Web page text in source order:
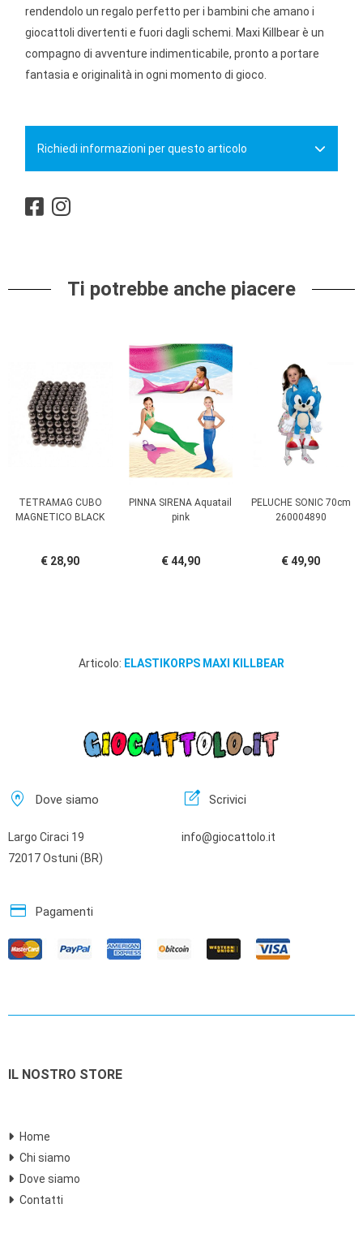
rendendolo un regalo perfetto per i bambini che amano i
giocattoli divertenti e fuori dagli schemi. Maxi Killbear è un
compagno di avventure indimenticabile, pronto a portare
fantasia e originalità in ogni momento di gioco.
Richiedi informazioni per questo articolo
Ti potrebbe anche piacere
TETRAMAG CUBO
MAGNETICO BLACK
€ 28,90
PINNA SIRENA Aquatail
pink
€ 44,90
PELUCHE SONIC 70cm
260004890
€ 49,90
Articolo: ELASTIKORPS MAXI KILLBEAR
home_pin Dove siamo
Largo Ciraci 19
72017 Ostuni (BR)
edit_square Scrivici
info@giocattolo.it
credit_card Pagamenti
IL NOSTRO STORE
Home
Chi siamo
Dove siamo
Contatti